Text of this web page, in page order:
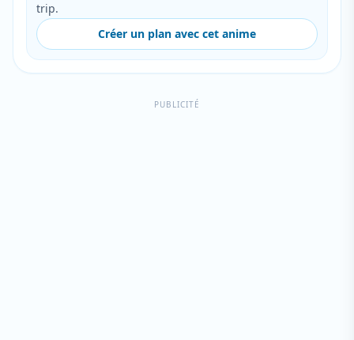
trip.
Créer un plan avec cet anime
PUBLICITÉ